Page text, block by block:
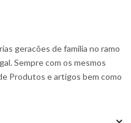
geracões de familia no ramo
Sempre com os mesmos
Produtos e artigos bem como